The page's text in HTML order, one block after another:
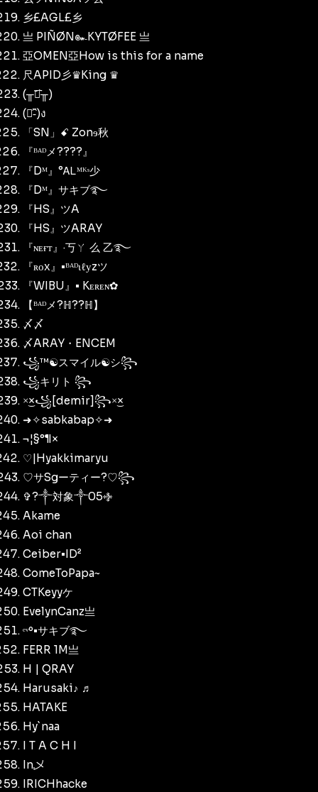
乡£AGL£乡
亗 PIÑØN๛KYTØFEE 亗
亞OMEN亞How is this for a name
尺APID彡♛King ♛
(╥︣﹏᷅╥)
(ง︡-︠)ง
「SN」ꗃ Zonɘ秋
『ᴮᴬᴰメ????』
『Dᴹ』°ᎪᏞᴹᴷˢ少
『Dᴹ』サキブ࿐
『HS』ツA
『HS』ツARAY
『ɴᴇғᴛ』·丂ㄚ 么 乙࿐
『ʀᴏx』•ᴮᴬᴰιℓуzツ
『WIBU』• Kᴇʀᴇɴ✿
【ᴮᴬᴰメ?ℍ??ℍ】
〆〆
〆ARAY・ENCEM
꧁™☯︎スマイル☯︎シ︎꧂
꧁キリト ꧂
×͜×꧁[demir]꧂×͜×
➜✧sabkabap✧➜
¬¦§°¶×
♡|Hyakkimaryu
♡サSgーティー?♡꧂
✞?༒対象༒05࿇
Akame
Aoi chan
Ceiber•ID²
ComeToPapa~
CTKeyyケ
EvelynCanz亗
ᵉᵛº•サキブ࿐
FERR 1M亗
H | QRAY
Harusaki♪ ♬
HATAKE
Hy`naa
I T A C H I
In乄
IRICHhacke